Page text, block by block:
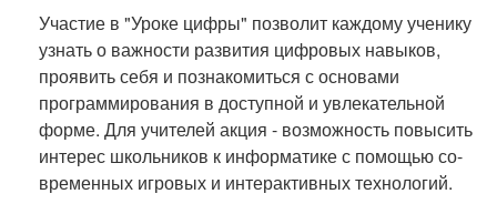
Участие в "Уроке цифры" позволит каждому ученику
узнать о важности развития цифровых навыков,
проявить себя и познакомиться с основами
программирования в доступной и увлекательной
форме. Для учителей акция - возможность повысить
интерес школьников к информатике с помощью со-
временных игровых и интерактивных технологий.